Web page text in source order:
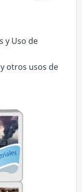
y Uso de
otros usos de